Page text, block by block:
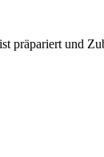
präpariert und